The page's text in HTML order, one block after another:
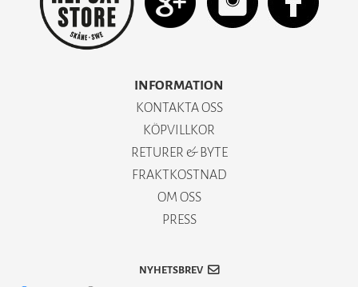
INFORMATION
KONTAKTA OSS
KÖPVILLKOR
RETURER & BYTE
FRAKTKOSTNAD
OM OSS
PRESS
NYHETSBREV